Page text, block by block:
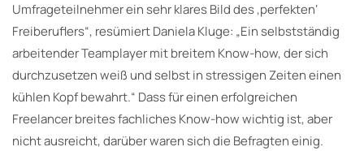
Umfrageteilnehmer ein sehr klares Bild des ‚perfekten‘
Freiberuflers“, resümiert Daniela Kluge: „Ein selbstständig
arbeitender Teamplayer mit breitem Know-how, der sich
durchzusetzen weiß und selbst in stressigen Zeiten einen
kühlen Kopf bewahrt.“ Dass für einen erfolgreichen
Freelancer breites fachliches Know-how wichtig ist, aber
nicht ausreicht, darüber waren sich die Befragten einig.